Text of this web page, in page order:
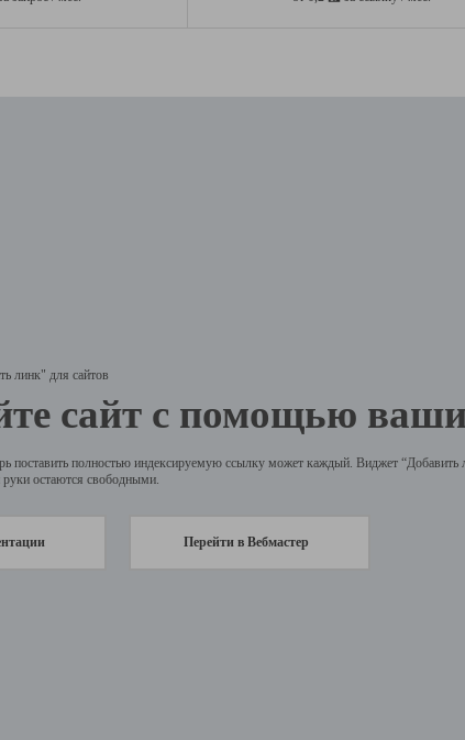
линк" для сайтов
сайт с помощью
поставить полностью индексируемую ссылку может каждый. Виджет
остаются свободными.
Перейти в Вебмастер